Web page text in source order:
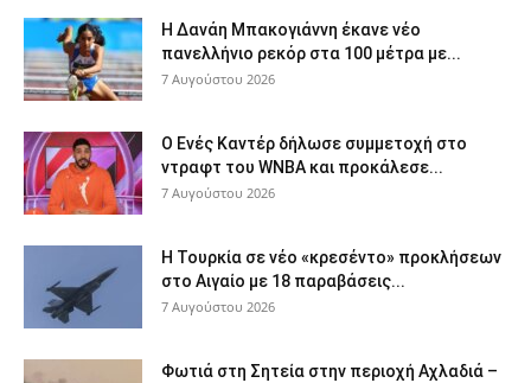
Η Δανάη Μπακογιάννη έκανε νέο
πανελλήνιο ρεκόρ στα 100 μέτρα με...
7 Αυγούστου 2026
Ο Ενές Καντέρ δήλωσε συμμετοχή στο
ντραφτ του WNBA και προκάλεσε...
7 Αυγούστου 2026
Η Τουρκία σε νέο «κρεσέντο» προκλήσεων
στο Αιγαίο με 18 παραβάσεις...
7 Αυγούστου 2026
Φωτιά στη Σητεία στην περιοχή Αχλαδιά –